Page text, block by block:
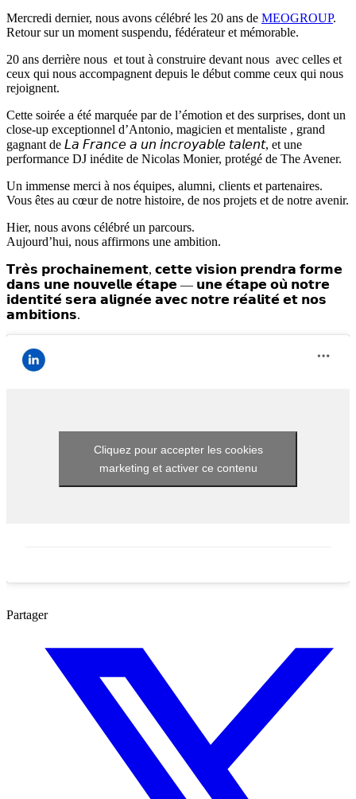
Mercredi dernier, nous avons célébré les 20 ans de MEOGROUP.
Retour sur un moment suspendu, fédérateur et mémorable.
20 ans derrière nous et tout à construire devant nous avec celles et
ceux qui nous accompagnent depuis le début comme ceux qui nous
rejoignent.
Cette soirée a été marquée par de l’émotion et des surprises, dont un
close-up exceptionnel d’Antonio, magicien et mentaliste , grand
gagnant de 𝘓𝘢 𝘍𝘳𝘢𝘯𝘤𝘦 𝘢 𝘶𝘯 𝘪𝘯𝘤𝘳𝘰𝘺𝘢𝘣𝘭𝘦 𝘵𝘢𝘭𝘦𝘯𝘵, et une
performance DJ inédite de Nicolas Monier, protégé de The Avener.
Un immense merci à nos équipes, alumni, clients et partenaires.
Vous êtes au cœur de notre histoire, de nos projets et de notre avenir.
Hier, nous avons célébré un parcours.
Aujourd’hui, nous affirmons une ambition.
𝗧𝗿𝗲̀𝘀 𝗽𝗿𝗼𝗰𝗵𝗮𝗶𝗻𝗲𝗺𝗲𝗻𝘁, 𝗰𝗲𝘁𝘁𝗲 𝘃𝗶𝘀𝗶𝗼𝗻 𝗽𝗿𝗲𝗻𝗱𝗿𝗮 𝗳𝗼𝗿𝗺𝗲
𝗱𝗮𝗻𝘀 𝘂𝗻𝗲 𝗻𝗼𝘂𝘃𝗲𝗹𝗹𝗲 𝗲́𝘁𝗮𝗽𝗲 — 𝘂𝗻𝗲 𝗲́𝘁𝗮𝗽𝗲 𝗼𝘂̀ 𝗻𝗼𝘁𝗿𝗲
𝗶𝗱𝗲𝗻𝘁𝗶𝘁𝗲́ 𝘀𝗲𝗿𝗮 𝗮𝗹𝗶𝗴𝗻𝗲́𝗲 𝗮𝘃𝗲𝗰 𝗻𝗼𝘁𝗿𝗲 𝗿𝗲́𝗮𝗹𝗶𝘁𝗲́ 𝗲𝘁 𝗻𝗼𝘀
𝗮𝗺𝗯𝗶𝘁𝗶𝗼𝗻𝘀.
Cliquez pour accepter les cookies
marketing et activer ce contenu
Partager